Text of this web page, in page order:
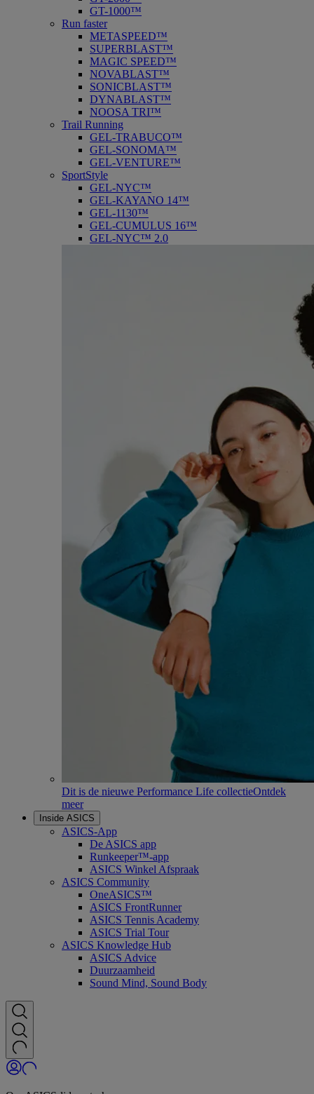
GT-1000™
Run faster
METASPEED™
SUPERBLAST™
MAGIC SPEED™
NOVABLAST™
SONICBLAST™
DYNABLAST™
NOOSA TRI™
Trail Running
GEL-TRABUCO™
GEL-SONOMA™
GEL-VENTURE™
SportStyle
GEL-NYC™
GEL-KAYANO 14™
GEL-1130™
GEL-CUMULUS 16™
GEL-NYC™ 2.0
Dit is de nieuwe Performance Life collectieOntdek
meer
Inside ASICS
ASICS-App
De ASICS app
Runkeeper™-app
ASICS Winkel Afspraak
ASICS Community
OneASICS™
ASICS FrontRunner
ASICS Tennis Academy
ASICS Trial Tour
ASICS Knowledge Hub
ASICS Advice
Duurzaamheid
Sound Mind, Sound Body